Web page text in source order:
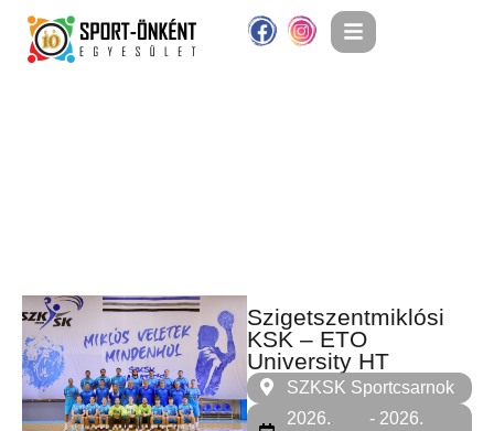
Szigetszentmiklósi
KSK – ETO
University HT
SZKSK Sportcsarnok
2026.
- 2026.